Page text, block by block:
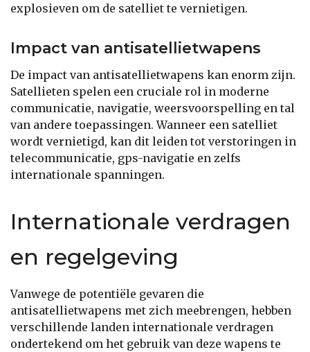
explosieven om de satelliet te vernietigen.
Impact van antisatellietwapens
De impact van antisatellietwapens kan enorm zijn.
Satellieten spelen een cruciale rol in moderne
communicatie, navigatie, weersvoorspelling en tal
van andere toepassingen. Wanneer een satelliet
wordt vernietigd, kan dit leiden tot verstoringen in
telecommunicatie, gps-navigatie en zelfs
internationale spanningen.
Internationale verdragen
en regelgeving
Vanwege de potentiële gevaren die
antisatellietwapens met zich meebrengen, hebben
verschillende landen internationale verdragen
ondertekend om het gebruik van deze wapens te